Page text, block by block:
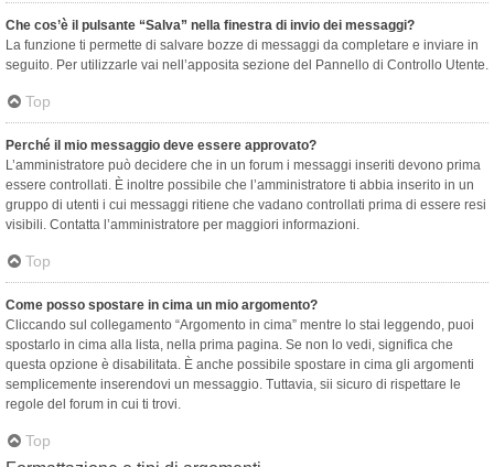
Che cos’è il pulsante “Salva” nella finestra di invio dei messaggi?
La funzione ti permette di salvare bozze di messaggi da completare e inviare in
seguito. Per utilizzarle vai nell’apposita sezione del Pannello di Controllo Utente.
Top
Perché il mio messaggio deve essere approvato?
L’amministratore può decidere che in un forum i messaggi inseriti devono prima
essere controllati. È inoltre possibile che l’amministratore ti abbia inserito in un
gruppo di utenti i cui messaggi ritiene che vadano controllati prima di essere resi
visibili. Contatta l’amministratore per maggiori informazioni.
Top
Come posso spostare in cima un mio argomento?
Cliccando sul collegamento “Argomento in cima” mentre lo stai leggendo, puoi
spostarlo in cima alla lista, nella prima pagina. Se non lo vedi, significa che
questa opzione è disabilitata. È anche possibile spostare in cima gli argomenti
semplicemente inserendovi un messaggio. Tuttavia, sii sicuro di rispettare le
regole del forum in cui ti trovi.
Top